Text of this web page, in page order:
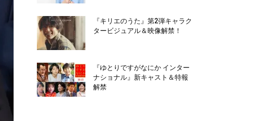
『キリエのうた』第2弾キャラク
タービジュアル＆映像解禁！
『ゆとりですがなにか インター
ナショナル』新キャスト＆特報
解禁